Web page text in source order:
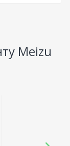
Meizu